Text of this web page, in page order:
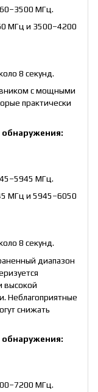
МГц.
МГц и 3500–4200
8 секунд.
с мощными
практически
МГц.
МГц и 5945–6050
8 секунд.
диапазон
высокой
Неблагоприятные
снижать
МГц.